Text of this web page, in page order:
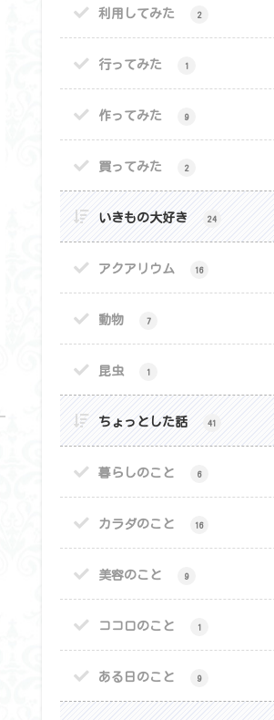
利用してみた 2
行ってみた 1
作ってみた 9
買ってみた 2
いきもの大好き 24
アクアリウム 16
動物 7
昆虫 1
ちょっとした話 41
暮らしのこと 6
カラダのこと 16
美容のこと 9
ココロのこと 1
ある日のこと 9